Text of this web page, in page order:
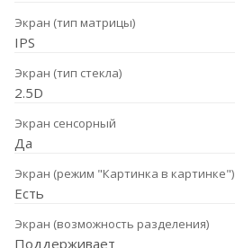
Экран (тип матрицы)
IPS
Экран (тип стекла)
2.5D
Экран сенсорный
Да
Экран (режим "Картинка в картинке")
Есть
Экран (возможность разделения)
Поддерживает